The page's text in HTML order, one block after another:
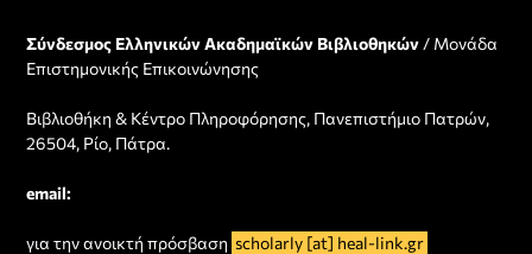
Σύνδεσμος Ελληνικών Ακαδημαϊκών Βιβλιοθηκών / Μονάδα
Επιστημονικής Επικοινώνησης
Βιβλιοθήκη & Κέντρο Πληροφόρησης, Πανεπιστήμιο Πατρών,
26504, Ρίο, Πάτρα.
email:
για την ανοικτή πρόσβαση scholarly [at] heal-link.gr